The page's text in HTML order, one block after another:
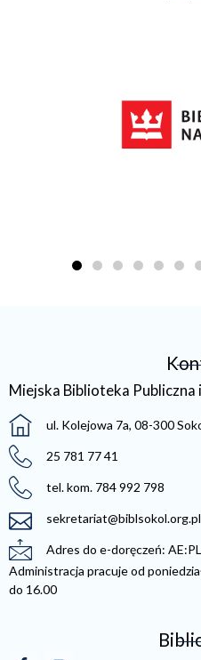
Miejska Biblioteka Publiczna
ul. Kolejowa 7a, 08-300
25 781 77 41
tel. kom. 784 992 798
sekretariat@biblsokol.org.pl
Adres do e-doręczeń:
Administracja pracuje od
do 16.00